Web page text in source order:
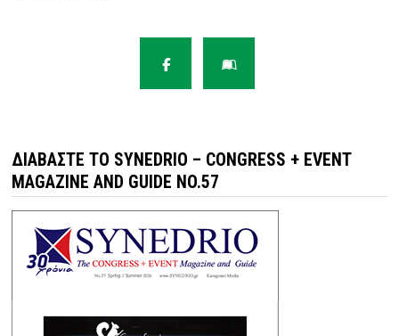
ΔΙΑΒΆΣΤΕ ΤΟ SYNEDRIO – CONGRESS + EVENT
MAGAZINE AND GUIDE NO.57